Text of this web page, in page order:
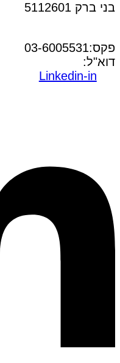
בני ברק 5112601
פקס:03-6005531
דוא"ל:
Linkedin-in